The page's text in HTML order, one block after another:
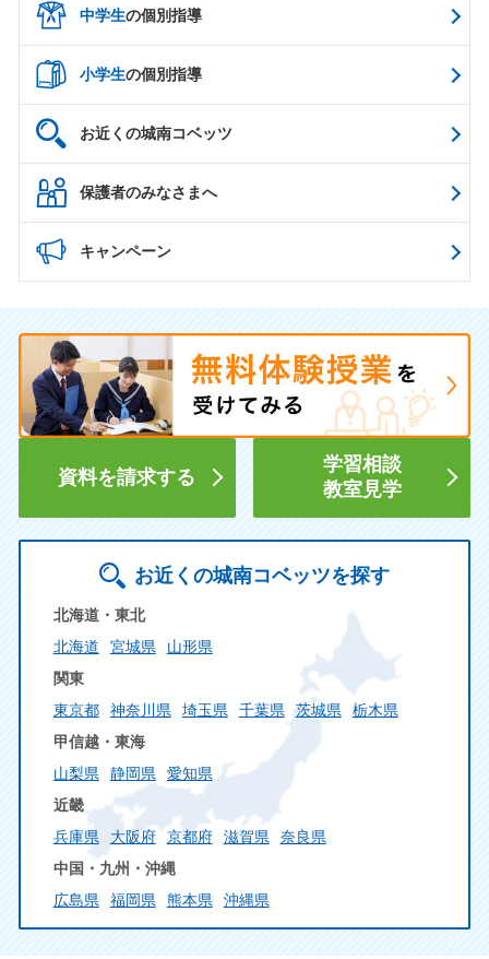
中学生の個別指導
小学生の個別指導
お近くの城南コベッツ
保護者のみなさまへ
キャンペーン
資料を請求する
学習相談
教室見学
お近くの城南コベッツを探す
北海道・東北
北海道
宮城県
山形県
関東
東京都
神奈川県 埼玉県 千葉県 茨城県
栃木県
甲信越・東海
山梨県
静岡県
愛知県
近畿
兵庫県
大阪府 京都府 滋賀県
奈良県
中国・九州・沖縄
広島県
福岡県 熊本県 沖縄県